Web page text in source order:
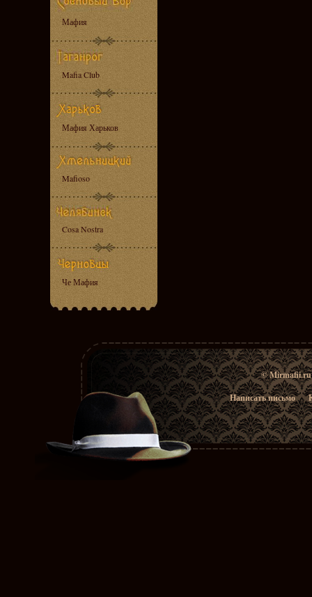
Мафия
Mafia Club
Мафия Харьков
Mafioso
Cosa Nostra
Че Мафия
© Mirmafii.ru
Написать письмо